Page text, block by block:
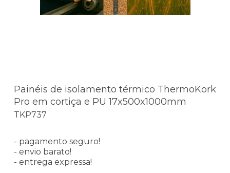
Painéis de isolamento térmico ThermoKork
Pro em cortiça e PU 17x500x1000mm
TKP737
- pagamento seguro!
- envio barato!
- entrega expressa!